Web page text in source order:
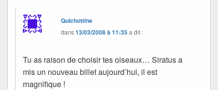
Quichottine
dans13/03/2008 à 11:35a dit :
Tu as raison de choisir tes oiseaux… Siratus a
mis un nouveau billet aujourd’hui, il est
magnifique !